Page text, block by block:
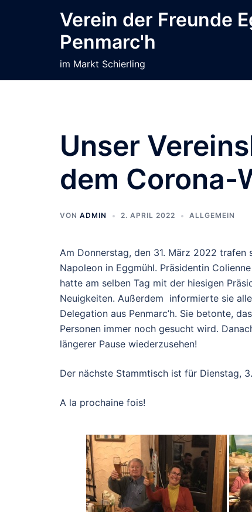
Verein der Freunde
Penmarc'h
im Markt Schierling
Unser
dem Corona-
VON ADMIN 2. APRIL 2022 ALLGEMEIN
Am Donnerstag, den 31. März 2022
Napoleon in Eggmühl. Präsidentin
hatte am selben Tag mit der hiesigen
Neuigkeiten. Außerdem informierte sie
Delegation aus Penmarc’h. Sie betonte,
Personen immer noch gesucht wird.
längerer Pause wiederzusehen!
Der nächste Stammtisch ist für Dienstag,
A la prochaine fois!